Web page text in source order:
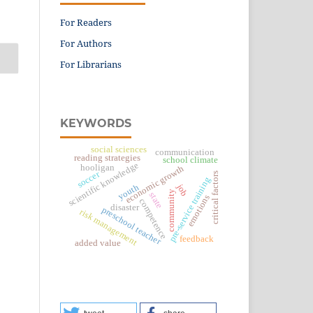
For Readers
For Authors
For Librarians
KEYWORDS
competencecommunity
state
economic growth
scientific knowledge pre-service training
preschool teacher
reading strategies
risk management
disaster critical factors
school climate
communication
hooligan
soccer
youth job
added value
social sciences
feedback
emotions